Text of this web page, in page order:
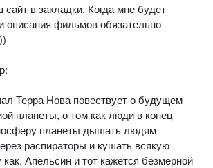
в закладки. Когда мне будет
описания фильмов обязательно
Терра Нова повествует о будущем
планеты, о том как люди в конец
планеты дышать людям
распираторы и кушать всякую
Апельсин и тот кажется безмерной